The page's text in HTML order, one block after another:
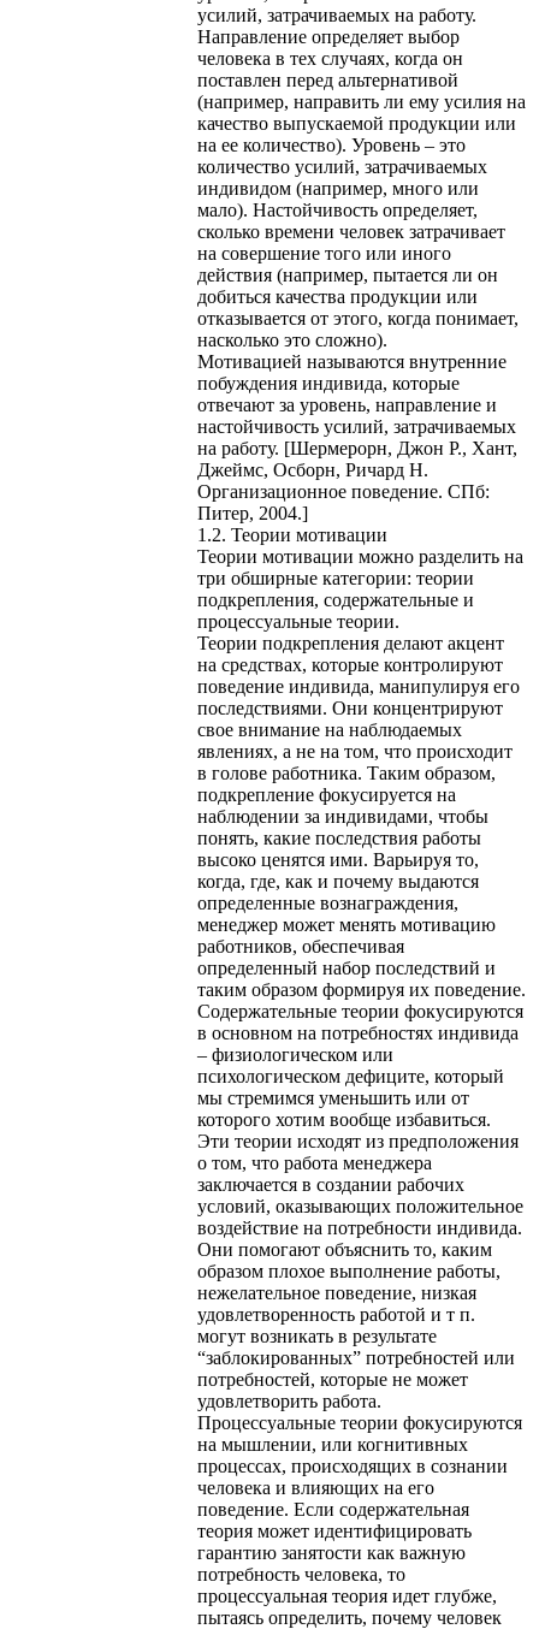
усилий, затрачиваемых на работу.
Направление определяет выбор
человека в тех случаях, когда он
поставлен перед альтернативой
(например, направить ли ему усилия на
качество выпускаемой продукции или
на ее количество). Уровень – это
количество усилий, затрачиваемых
индивидом (например, много или
мало). Настойчивость определяет,
сколько времени человек затрачивает
на совершение того или иного
действия (например, пытается ли он
добиться качества продукции или
отказывается от этого, когда понимает,
насколько это сложно).
Мотивацией называются внутренние
побуждения индивида, которые
отвечают за уровень, направление и
настойчивость усилий, затрачиваемых
на работу. [Шермерорн, Джон Р., Хант,
Джеймс, Осборн, Ричард Н.
Организационное поведение. СПб:
Питер, 2004.]
1.2. Теории мотивации
Теории мотивации можно разделить на
три обширные категории: теории
подкрепления, содержательные и
процессуальные теории.
Теории подкрепления делают акцент
на средствах, которые контролируют
поведение индивида, манипулируя его
последствиями. Они концентрируют
свое внимание на наблюдаемых
явлениях, а не на том, что происходит
в голове работника. Таким образом,
подкрепление фокусируется на
наблюдении за индивидами, чтобы
понять, какие последствия работы
высоко ценятся ими. Варьируя то,
когда, где, как и почему выдаются
определенные вознаграждения,
менеджер может менять мотивацию
работников, обеспечивая
определенный набор последствий и
таким образом формируя их поведение.
Содержательные теории фокусируются
в основном на потребностях индивида
– физиологическом или
психологическом дефиците, который
мы стремимся уменьшить или от
которого хотим вообще избавиться.
Эти теории исходят из предположения
о том, что работа менеджера
заключается в создании рабочих
условий, оказывающих положительное
воздействие на потребности индивида.
Они помогают объяснить то, каким
образом плохое выполнение работы,
нежелательное поведение, низкая
удовлетворенность работой и т п.
могут возникать в результате
“заблокированных” потребностей или
потребностей, которые не может
удовлетворить работа.
Процессуальные теории фокусируются
на мышлении, или когнитивных
процессах, происходящих в сознании
человека и влияющих на его
поведение. Если содержательная
теория может идентифицировать
гарантию занятости как важную
потребность человека, то
процессуальная теория идет глубже,
пытаясь определить, почему человек